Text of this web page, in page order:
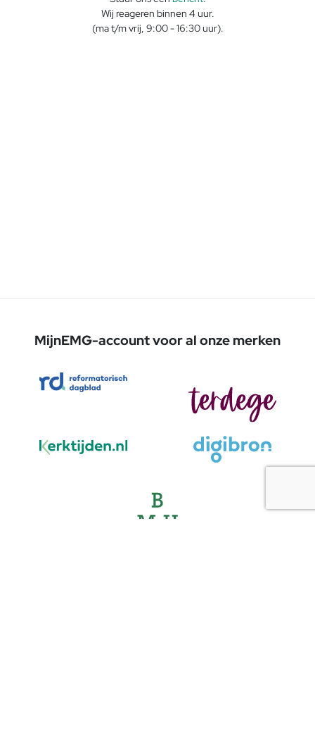
Wij reageren binnen 4 uur.
(ma t/m vrij, 9:00 - 16:30 uur).
MijnEMG-account voor al onze merken